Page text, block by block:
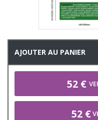
AJOUTER AU PANIER
52 €
52 €